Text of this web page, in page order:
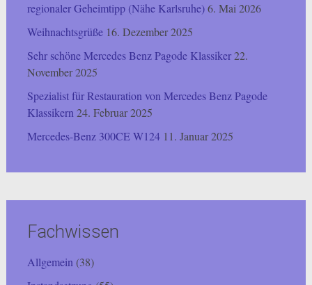
regionaler Geheimtipp (Nähe Karlsruhe)6. Mai 2026
Weihnachtsgrüße 16. Dezember 2025
Sehr schöne Mercedes Benz Pagode Klassiker22.
November 2025
Spezialist für Restauration von Mercedes Benz Pagode
Klassikern 24. Februar 2025
Mercedes-Benz 300CE W124 11. Januar 2025
Fachwissen
Allgemein (38)